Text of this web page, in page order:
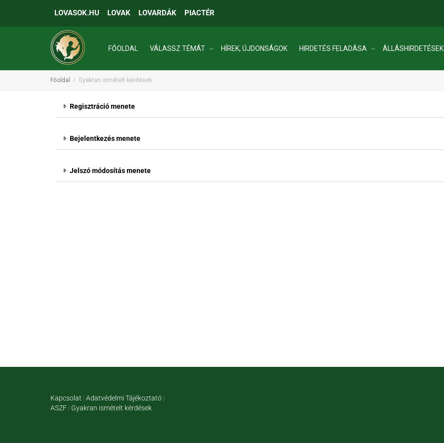
LOVASOK.HU LOVAK LOVARDÁK PIACTÉR
FŐOLDAL VÁLASSZ TÉMÁT HÍREK, ÚJDONSÁGOK HIRDETÉS FELADÁSA ÁLLÁSHIRDETÉSEK
INGATLANOK
Főoldal Gyakran ismételt kérdések
Regisztráció menete
Bejelentkezés menete
Jelszó módosítás menete
Kapcsolat | Adatvédelmi Tájékoztató |
ASZF | Gyakran ismételt kérdések